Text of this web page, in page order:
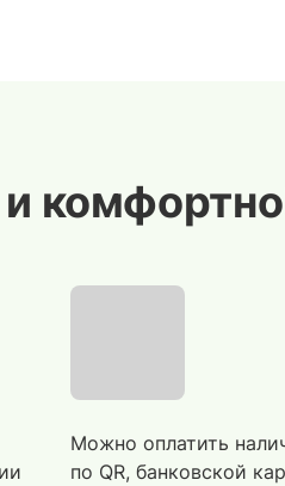
Можно оплатить
по QR, банковской